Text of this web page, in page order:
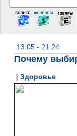
13.05 - 21:24
Почему
| Здоровье